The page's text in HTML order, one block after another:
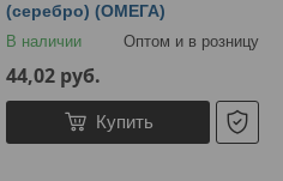
(серебро) (ОМЕГА)
В наличии Оптом и в розницу
44,02 руб.
Купить